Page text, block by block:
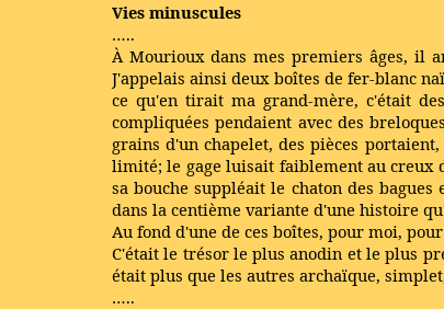
Vies minuscules
…..
À Mourioux dans mes premiers âges, il
J'appelais ainsi deux boîtes de fer-blanc
ce qu'en tirait ma grand-mère, c'était
compliquées pendaient avec des
grains d'un chapelet, des pièces
limité; le gage luisait faiblement au creux
sa bouche suppléait le chaton des
dans la centième variante d'une histoire
Au fond d'une de ces boîtes, pour moi,
C'était le trésor le plus anodin et le plus
était plus que les autres archaïque,
…..